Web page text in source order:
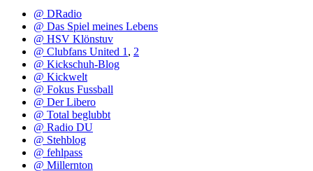
@ DRadio
@ Das Spiel meines Lebens
@ HSV Klönstuv
@ Clubfans United 1 , 2
@ Kickschuh-Blog
@ Kickwelt
@ Fokus Fussball
@ Der Libero
@ Total beglubbt
@ Radio DU
@ Stehblog
@ fehlpass
@ Millernton